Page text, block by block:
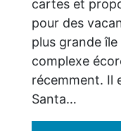
cartes et
pour des
plus grande
complexe
récemment. Il
Santa…